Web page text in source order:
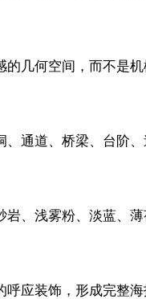
几何空间，而不是
、通道、桥梁、
、浅雾粉、淡蓝、
呼应装饰，形成